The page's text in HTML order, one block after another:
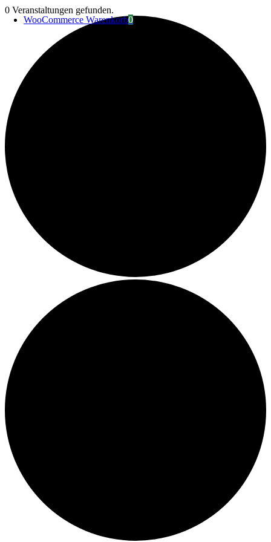
Zum
InhaltWooCommerce Warenkorb0
0 Veranstaltungen gefunden.